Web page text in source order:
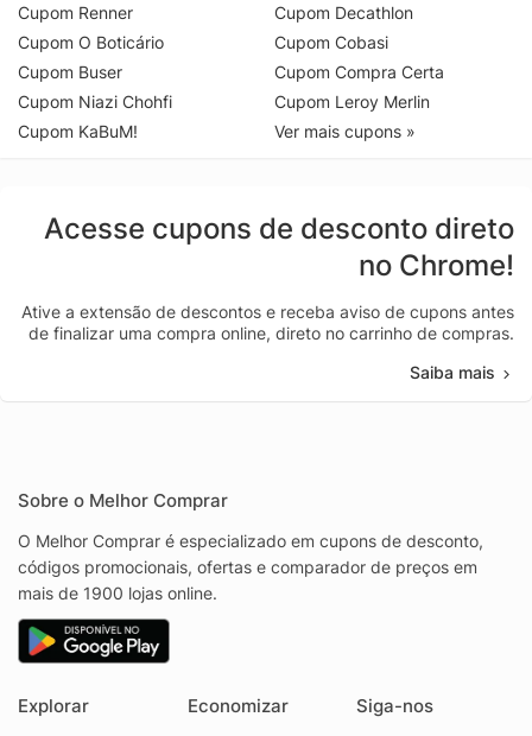
Cupom Renner
Cupom O Boticário
Cupom Buser
Cupom Niazi Chohfi
Cupom KaBuM!
Cupom Decathlon
Cupom Cobasi
Cupom Compra Certa
Cupom Leroy Merlin
Ver mais cupons »
Acesse cupons de desconto direto
no Chrome!
Ative a extensão de descontos e receba aviso de cupons antes
de finalizar uma compra online, direto no carrinho de compras.
Saiba mais
Sobre o Melhor Comprar
O Melhor Comprar é especializado em cupons de desconto,
códigos promocionais, ofertas e comparador de preços em
mais de 1900 lojas online.
Explorar Economizar Siga-nos